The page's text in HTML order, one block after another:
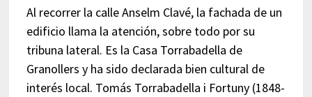
Al recorrer la calle Anselm Clavé, la fachada de un
edificio llama la atención, sobre todo por su
tribuna lateral. Es la Casa Torrabadella de
Granollers y ha sido declarada bien cultural de
interés local. Tomás Torrabadella i Fortuny (1848-